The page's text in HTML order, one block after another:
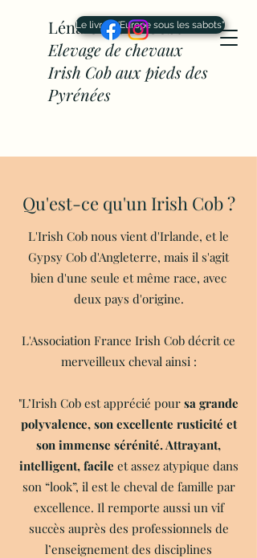
Léna Cahône Cobs -
Elevage de chevaux
Irish Cob aux pieds des
Pyrénées
Le livre "L'Europe sous les sabots"
Qu'est-ce qu'un Irish Cob ?
L'Irish Cob nous vient d'Irlande, et le
Gypsy Cob d'Angleterre, mais il s'agit
bien d'une seule et même race, avec
deux pays d'origine.
L'Association France Irish Cob décrit ce
merveilleux cheval ainsi :
"L’Irish Cob est apprécié pour sa grande
polyvalence, son excellente rusticité et
son immense sérénité. Attrayant,
intelligent, facile et assez atypique dans
son “look”, il est le cheval de famille par
excellence. Il remporte aussi un vif
succès auprès des professionnels de
l’enseignement des disciplines